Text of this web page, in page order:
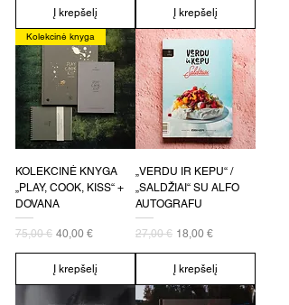
Į krepšelį Į krepšelį
Kolekcinė knyga
KOLEKCINĖ KNYGA
„PLAY, COOK, KISS“ +
DOVANA
Įprastinė kaina
75,00 € Pardavimo kaina
40,00 €
Į krepšelį
„VERDU IR KEPU“ /
„SALDŽIAI“ SU ALFO
AUTOGRAFU
Įprastinė kaina
27,00 € Pardavimo kaina
18,00 €
Į krepšelį